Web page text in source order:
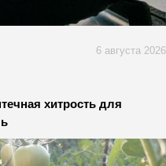
6 августа 2026
хитрость для